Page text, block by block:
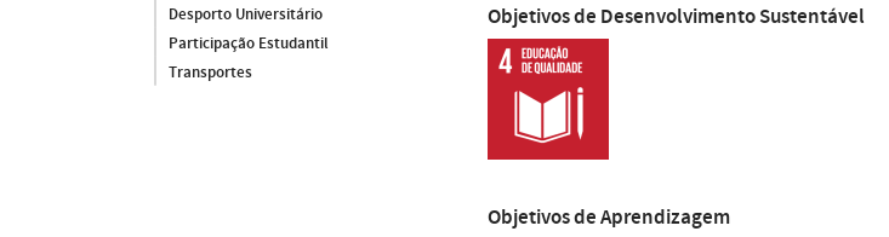
Desporto Universitário
Participação Estudantil
Transportes
Objetivos de Desenvolvimento Sustentável
Objetivos de Aprendizagem